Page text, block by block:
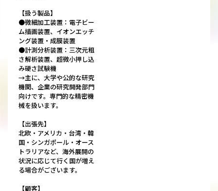
【扱う製品】
●微細加工装置：電子ビー
ム描画装置、イオンエッチ
ング装置・成膜装置
●計測分析装置：三次元粗
さ解析装置、超微小押し込
み硬さ試験機
→主に、大学や公的な研究
機関、企業の研究開発部門
向けです。専門的な精密機
械を扱います。
【出張先】
北欧・アメリカ・台湾・韓
国・シンガポール・オース
トラリアなど、海外展開の
状況に応じて行く国が増え
る場合がございます。
【顧客】